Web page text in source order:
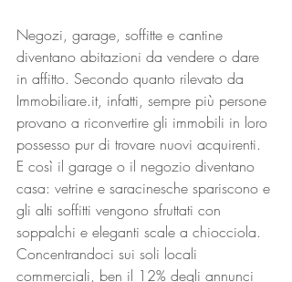
Negozi, garage, soffitte e cantine
diventano abitazioni da vendere o dare
in affitto. Secondo quanto rilevato da
Immobiliare.it, infatti, sempre più persone
provano a riconvertire gli immobili in loro
possesso pur di trovare nuovi acquirenti.
E così il garage o il negozio diventano
casa: vetrine e saracinesche spariscono e
gli alti soffitti vengono sfruttati con
soppalchi e eleganti scale a chiocciola.
Concentrandoci sui soli locali
commerciali, ben il 12% degli annunci